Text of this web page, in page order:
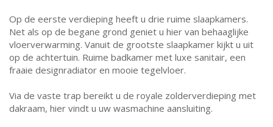
Op de eerste verdieping heeft u drie ruime slaapkamers.
Net als op de begane grond geniet u hier van behaaglijke
vloerverwarming. Vanuit de grootste slaapkamer kijkt u uit
op de achtertuin. Ruime badkamer met luxe sanitair, een
fraaie designradiator en mooie tegelvloer.
Via de vaste trap bereikt u de royale zolderverdieping met
dakraam, hier vindt u uw wasmachine aansluiting.